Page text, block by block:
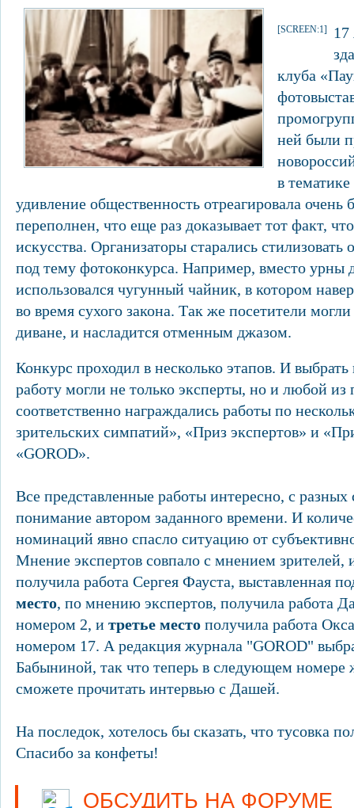
[SCREEN:1]
17
клуба
ней были
в
удивление общественность отреагировала очень
переполнен, что еще раз доказывает тот факт,
искусства. Организаторы старались стилизовать
под тему фотоконкурса. Например, вместо урны
использовался чугунный чайник, в котором
во время сухого закона. Так же посетители
диване, и насладится отменным джазом.
Конкурс проходил в несколько этапов. И
работу могли не только эксперты, но и любой из
соответственно награждались работы по
зрительских симпатий», «Приз экспертов» и
«GOROD».
Все представленные работы интересно, с
понимание автором заданного времени. И
номинаций явно спасло ситуацию от
Мнение экспертов совпало с мнением зрителей,
получила работа Сергея Фауста, выставленная
место, по мнению экспертов, получила работа
номером 2, и третье место получила работа
номером 17. А редакция журнала "GOROD"
Бабыниной, так что теперь в следующем номере
сможете прочитать интервью с Дашей.
На последок, хотелось бы сказать, что тусовка
Спасибо за конфеты!
ОБСУДИТЬ НА ФОРУМЕ